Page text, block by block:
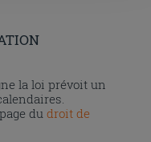
la loi prévoit un
dudroit de